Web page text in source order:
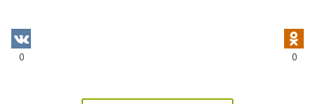
0 0